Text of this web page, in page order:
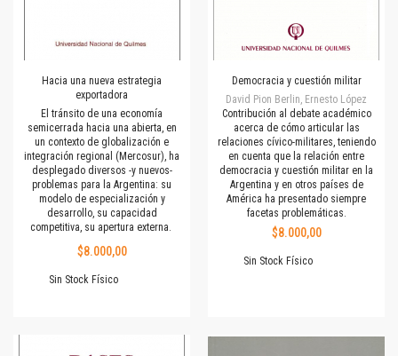
Hacia una nueva estrategia
exportadora
El tránsito de una economía
semicerrada hacia una abierta, en
un contexto de globalización e
integración regional (Mercosur), ha
desplegado diversos -y nuevos-
problemas para la Argentina: su
modelo de especialización y
desarrollo, su capacidad
competitiva, su apertura externa.
$8.000,00
Sin Stock Físico
Democracia y cuestión militar
David Pion Berlin, Ernesto López
Contribución al debate académico
acerca de cómo articular las
relaciones cívico-militares, teniendo
en cuenta que la relación entre
democracia y cuestión militar en la
Argentina y en otros países de
América ha presentado siempre
facetas problemáticas.
$8.000,00
Sin Stock Físico